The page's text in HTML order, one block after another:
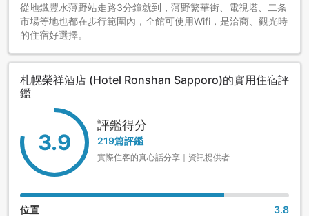
從地鐵豐水薄野站走路3分鐘就到，薄野繁華街、電視塔、二条
市場等地也都在步行範圍內，全館可使用Wifi，是洽商、觀光時
的住宿好選擇。
札幌榮祥酒店 (Hotel Ronshan Sapporo)的實用住宿評
鑑
3.9
評鑑得分
219篇評鑑
實際住客的真心話分享｜資訊提供者
位置 3.8